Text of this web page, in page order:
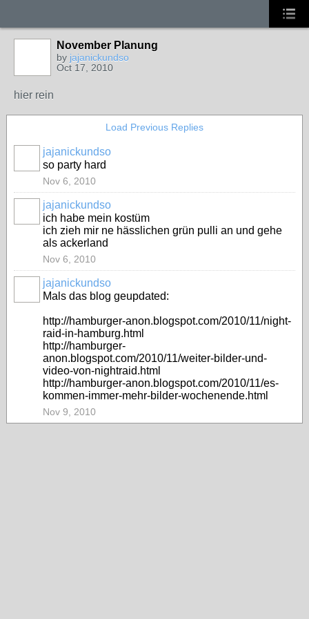
November Planung
by jajanickundso
Oct 17, 2010
hier rein
Load Previous Replies
jajanickundso
so party hard
Nov 6, 2010
jajanickundso
ich habe mein kostüm
ich zieh mir ne hässlichen grün pulli an und gehe
als ackerland
Nov 6, 2010
jajanickundso
Mals das blog geupdated:
http://hamburger-anon.blogspot.com/2010/11/night-
raid-in-hamburg.html
http://hamburger-
anon.blogspot.com/2010/11/weiter-bilder-und-
video-von-nightraid.html
http://hamburger-anon.blogspot.com/2010/11/es-
kommen-immer-mehr-bilder-wochenende.html
Nov 9, 2010